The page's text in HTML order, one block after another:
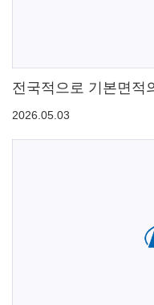
전국적으로 기본면적
2026.05.03